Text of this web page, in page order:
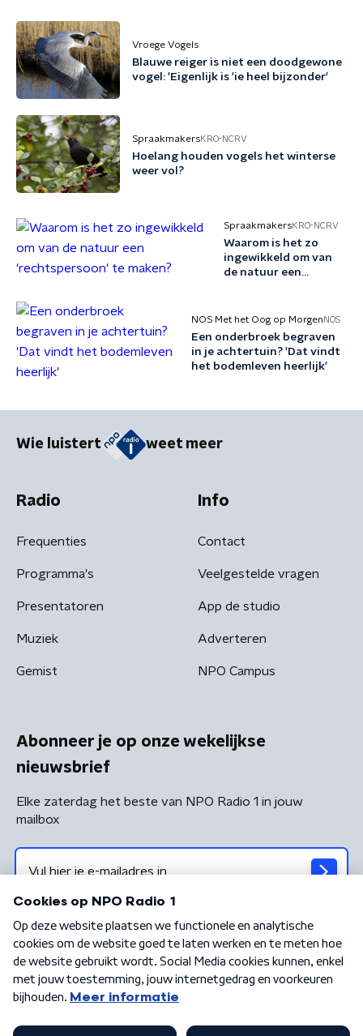
Vroege Vogels
Blauwe reiger is niet een doodgewone
vogel: 'Eigenlijk is 'ie heel bijzonder'
SpraakmakersKRO-NCRV
Hoelang houden vogels het winterse
weer vol?
SpraakmakersKRO-NCRV
Waarom is het zo
ingewikkeld om van
de natuur een
NOS Met het Oog op Morgen NOS
Een onderbroek begraven
in je achtertuin? 'Dat vindt
het bodemleven heerlijk'
Wie luistert weet meer
Radio
Frequenties
Programma's
Presentatoren
Muziek
Gemist
Info
Contact
Veelgestelde vragen
App de studio
Adverteren
NPO Campus
Abonneer je op onze wekelijkse
nieuwsbrief
Elke zaterdag het beste van NPO Radio 1 in jouw
mailbox
Algemene voorwaarden